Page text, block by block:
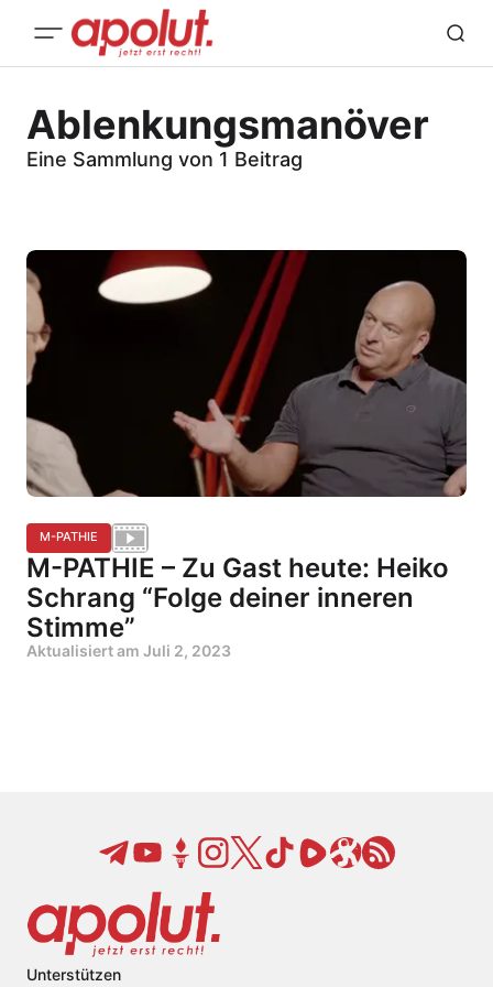
Ablenkungsmanöver
Eine Sammlung von 1 Beitrag
M-PATHIE
M-PATHIE – Zu Gast heute: Heiko
Schrang “Folge deiner inneren
Stimme”
Aktualisiert am Juli 2, 2023
Unterstützen